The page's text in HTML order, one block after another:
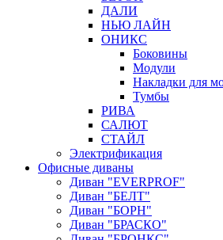
ДАЛИ
НЬЮ ЛАЙН
ОНИКС
Боковины
Модули
Накладки для
Тумбы
РИВА
САЛЮТ
СТАЙЛ
Электрификация
Офисные диваны
Диван "EVERPROF"
Диван "БЕЛТ"
Диван "БОРН"
Диван "БРАСКО"